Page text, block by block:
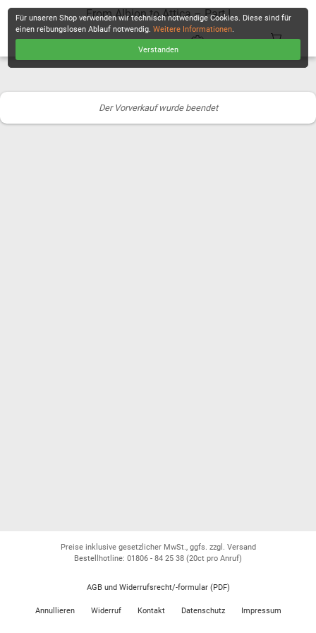
From Albion to Attica – Part I
Der Vorverkauf wurde beendet
Für unseren Shop verwenden wir technisch notwendige Cookies. Diese sind für
einen reibungslosen Ablauf notwendig.Weitere Informationen.
Verstanden
Preise inklusive gesetzlicher MwSt., ggfs. zzgl. Versand
Bestellhotline: 01806 - 84 25 38 (20ct pro Anruf)
AGB und Widerrufsrecht/-formular (PDF)
Annullieren Widerruf Kontakt Datenschutz Impressum